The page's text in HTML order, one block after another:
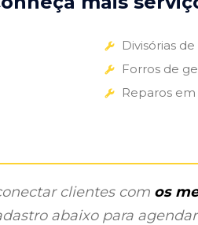
Divisórias
Forros de
Reparos
clientes com os
abaixo para